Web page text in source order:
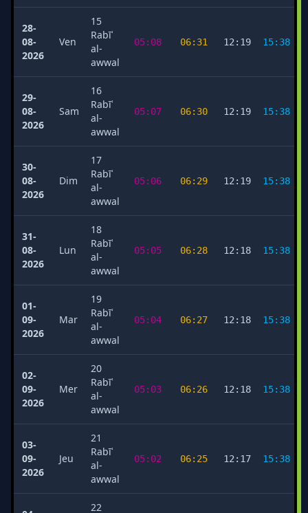
28-
08-
2026
Ven
15
Rabīʿ
al-
awwal
05:08 06:31 12:19 15:38
29-
08-
2026
Sam
16
Rabīʿ
al-
awwal
05:07 06:30 12:19 15:38
30-
08-
2026
Dim
17
Rabīʿ
al-
awwal
05:06 06:29 12:19 15:38
31-
08-
2026
Lun
18
Rabīʿ
al-
awwal
05:05 06:28 12:18 15:38
01-
09-
2026
Mar
19
Rabīʿ
al-
awwal
05:04 06:27 12:18 15:38
02-
09-
2026
Mer
20
Rabīʿ
al-
awwal
05:03 06:26 12:18 15:38
03-
09-
2026
Jeu
21
Rabīʿ
al-
awwal
05:02 06:25 12:17 15:38
22